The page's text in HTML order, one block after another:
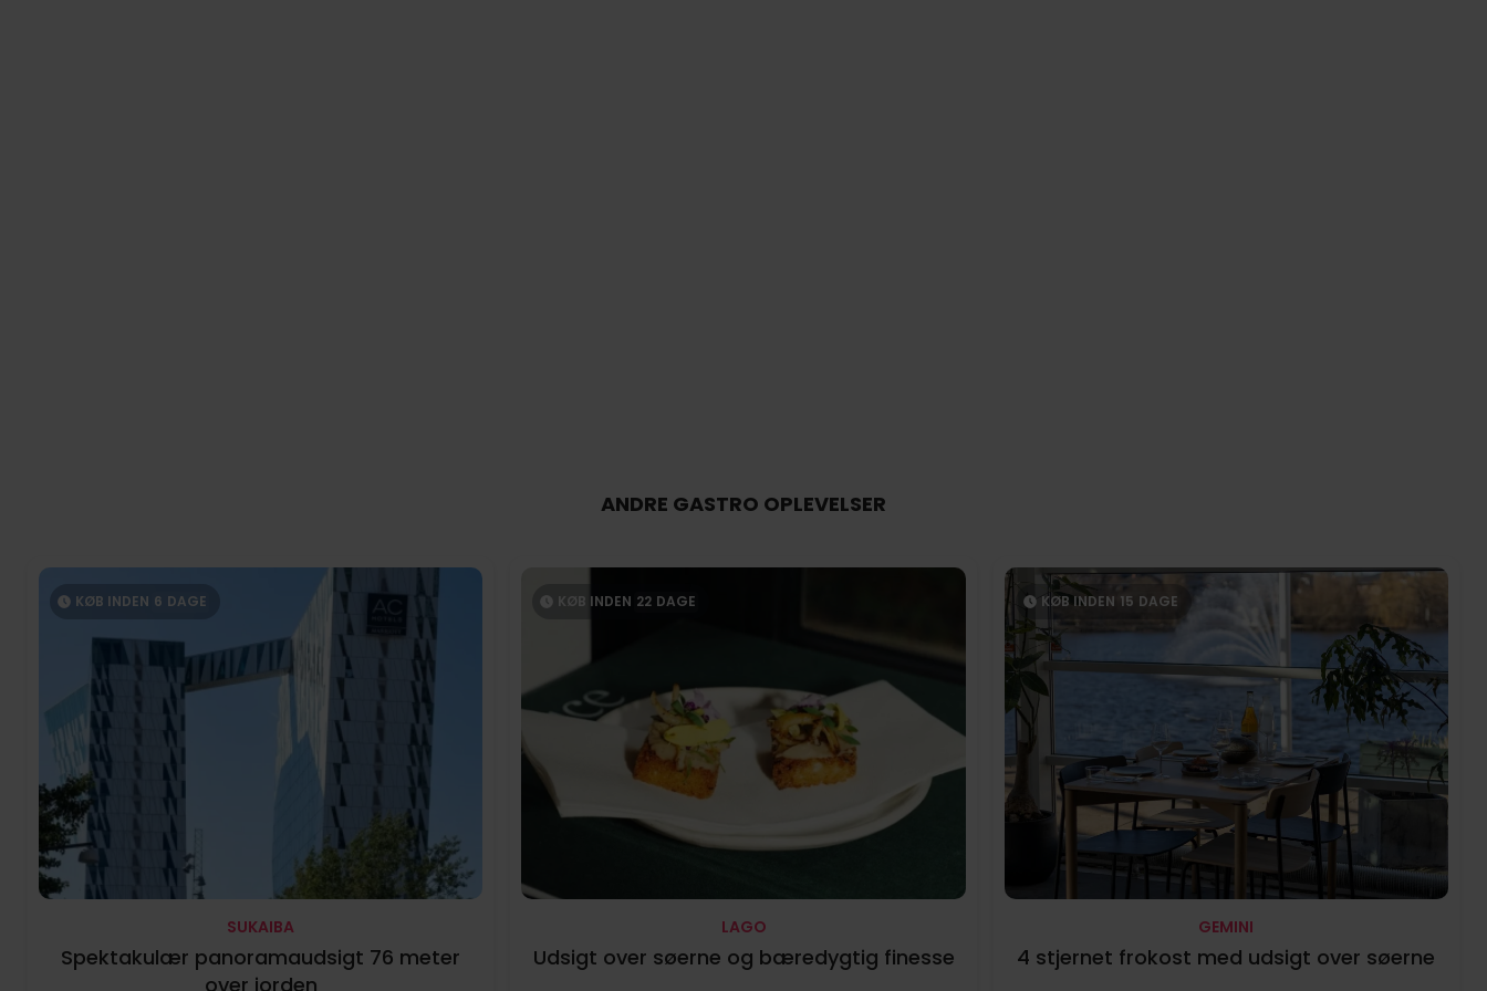
ANDRE GASTRO OPLEVELSER
SUKAIBA
Spektakulær panoramaudsigt 76 meter
over jorden
KØB INDEN 6 DAGE
LAGO
Udsigt over søerne og bæredygtig finesse
KØB INDEN 22 DAGE
GEMINI
4 stjernet frokost med udsigt over søerne
KØB INDEN 15 DAGE